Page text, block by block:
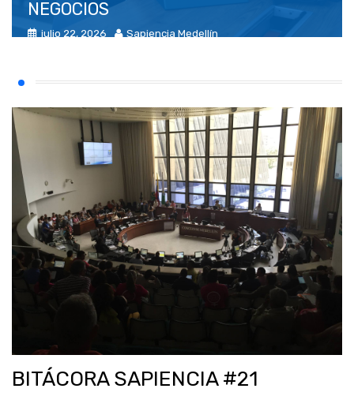
NEGOCIOS
julio 22, 2026
Sapiencia Medellín
BITÁCORA SAPIENCIA #21